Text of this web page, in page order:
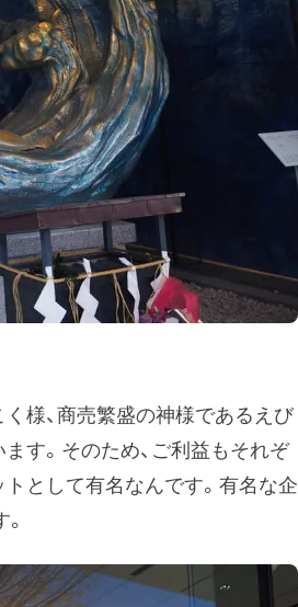
様、商売繁盛の神様であるえび
す。そのため、ご利益もそれぞ
として有名なんです。有名な企